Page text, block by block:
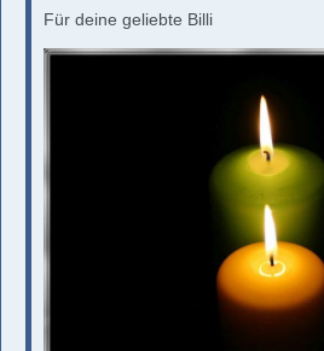
Für deine geliebte Billi